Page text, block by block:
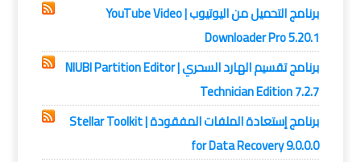
برنامج التحميل من اليوتيوب | YouTube Video
Downloader Pro 5.20.1
برنامج تقسيم الهارد السحري | NIUBI Partition Editor
Technician Edition 7.2.7
برنامج إستعادة الملفات المفقودة | Stellar Toolkit
for Data Recovery 9.0.0.0